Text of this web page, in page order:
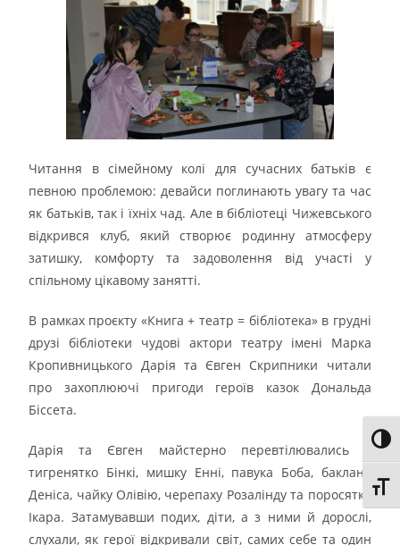
Читання в сімейному колі для сучасних батьків є
певною проблемою: девайси поглинають увагу та час
як батьків, так і їхніх чад. Але в бібліотеці Чижевського
відкрився клуб, який створює родинну атмосферу
затишку, комфорту та задоволення від участі у
спільному цікавому занятті.
В рамках проєкту «Книга + театр = бібліотека» в грудні
друзі бібліотеки чудові актори театру імені Марка
Кропивницького Дарія та Євген Скрипники читали
про захоплюючі пригоди героїв казок Дональда
Біссета.
Дарія та Євген майстерно перевтілювались в
тигренятко Бінкі, мишку Енні, павука Боба, баклана
Деніса, чайку Олівію, черепаху Розалінду та поросятко
Ікара. Затамувавши подих, діти, а з ними й дорослі,
слухали, як герої відкривали світ, самих себе та один